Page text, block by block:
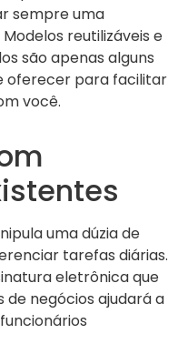
sempre uma
reutilizáveis ​​e
são apenas alguns
oferecer para facilitar
você.
uma dúzia de
tarefas diárias.
eletrônica que
negócios ajudará a